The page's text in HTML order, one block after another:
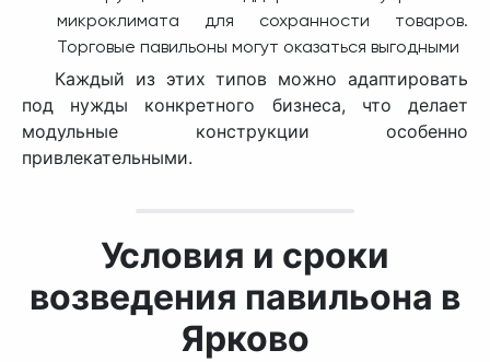
микроклимата для сохранности товаров.
Торговые павильоны могут оказаться выгодными
Каждый из этих типов можно адаптировать
под нужды конкретного бизнеса, что делает
модульные конструкции особенно
привлекательными.
Условия и сроки
возведения павильона в
Ярково